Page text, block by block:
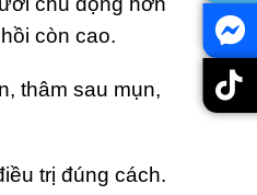
còn cao.
thâm sau mụn,
trị đúng cách.